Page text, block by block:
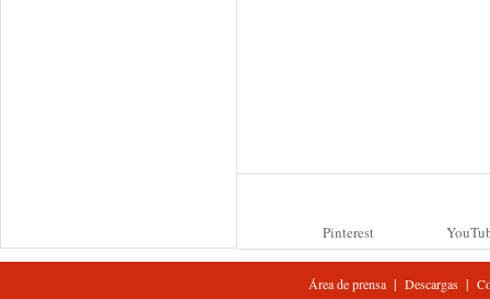
Pinterest
Área de prensa| Descargas|